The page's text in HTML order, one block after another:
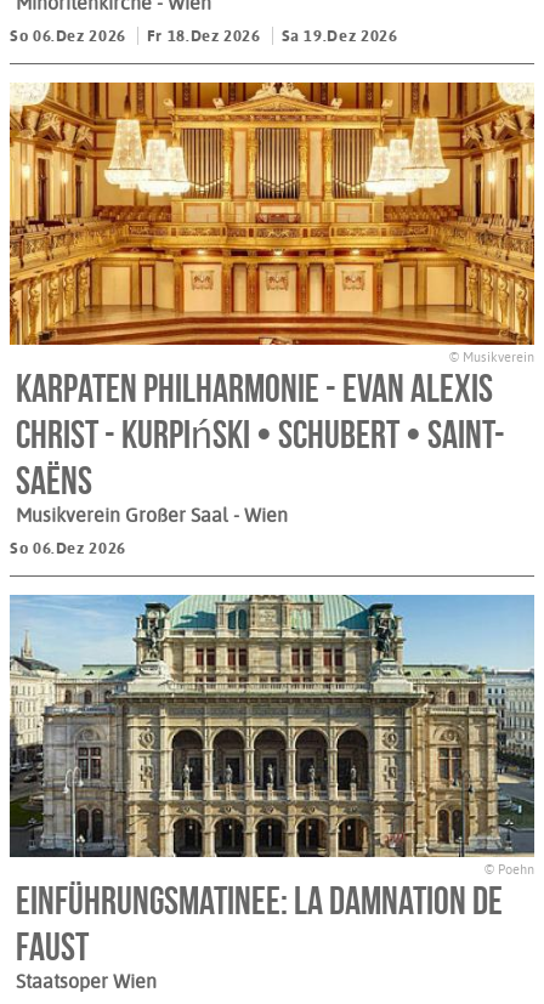
So 06.Dez 2026 Fr 18.Dez 2026 Sa 19.Dez 2026
© Musikverein
Karpaten Philharmonie - Evan Alexis
Christ - Kurpiński • Schubert • Saint-
Saëns
Musikverein Großer Saal - Wien
So 06.Dez 2026
© Poehn
Einführungsmatinee: La Damnation de
Faust
Staatsoper Wien